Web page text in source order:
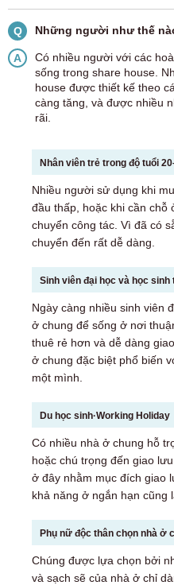
Q Những người như thế
A
Có nhiều người với các
sống trong share house.
house được thiết kế theo
càng tăng, và được nhiều
rãi.
Nhân viên trẻ trong độ tuổi
Nhiều người sử dụng khi
đầu thấp, hoặc khi cần chỗ
chuyển công tác. Vì đã có
chuyển đến rất dễ dàng.
Sinh viên đại học và học
Ngày càng nhiều sinh viên
ở chung để sống ở nơi
thuê rẻ hơn và dễ dàng
ở chung đặc biệt phổ biến
một mình.
Du học sinh·Working Holiday
Có nhiều nhà ở chung hỗ
hoặc chú trọng đến giao
ở đây nhằm mục đích giao
khả năng ở ngắn hạn cũng
Phụ nữ độc thân chọn nhà ở
Chúng được lựa chọn bởi
và sạch sẽ của nhà ở chỉ